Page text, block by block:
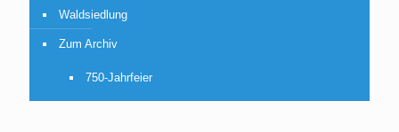
Waldsiedlung
Zum Archiv
750-Jahrfeier